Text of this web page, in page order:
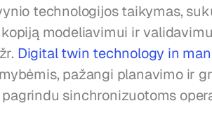
technologijos taikymas,
modeliavimui ir
Digital twin technology in
pažangi planavimo ir
sinchronizuotoms